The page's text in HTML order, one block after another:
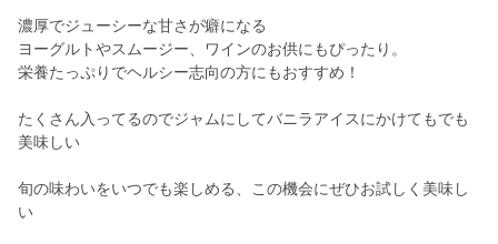
濃厚でジューシーな甘さが癖になる
ヨーグルトやスムージー、ワインのお供にもぴったり。
栄養たっぷりでヘルシー志向の方にもおすすめ！
たくさん入ってるのでジャムにしてバニラアイスにかけてもでも
美味しい
旬の味わいをいつでも楽しめる、この機会にぜひお試しく美味し
い